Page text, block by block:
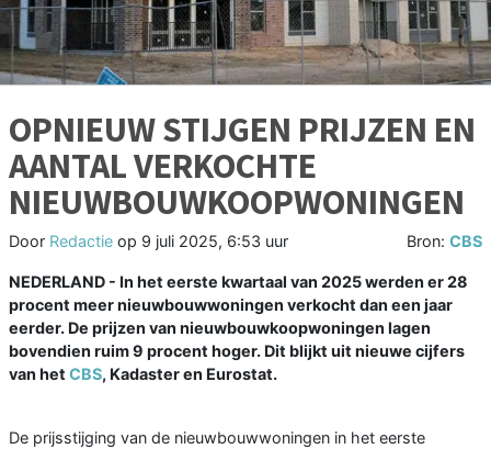
OPNIEUW STIJGEN PRIJZEN EN
AANTAL VERKOCHTE
NIEUWBOUWKOOPWONINGEN
Door Redactie op 9 juli 2025, 6:53 uur Bron: CBS
NEDERLAND - In het eerste kwartaal van 2025 werden er 28
procent meer nieuwbouwwoningen verkocht dan een jaar
eerder. De prijzen van nieuwbouwkoopwoningen lagen
bovendien ruim 9 procent hoger. Dit blijkt uit nieuwe cijfers
van het CBS, Kadaster en Eurostat.
De prijsstijging van de nieuwbouwwoningen in het eerste